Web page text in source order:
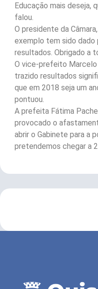
Educação mais deseja,
falou.
O presidente da
exemplo tem sido dado
resultados. Obrigado a
O vice-prefeito
trazido resultados
que em 2018 seja um
pontuou.
A prefeita Fátima
provocado o
abrir o Gabinete para a
pretendemos chegar a